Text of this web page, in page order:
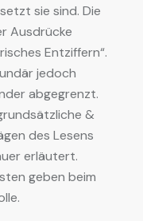
sie sind. Die
Ausdrücke
Entziffern“.
jedoch
abgegrenzt.
&
des Lesens
erläutert.
geben beim